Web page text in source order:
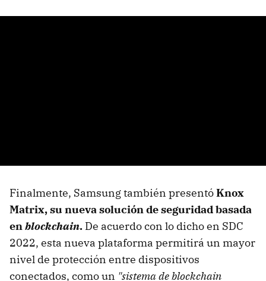
Finalmente, Samsung también presentóKnox
Matrix, su nueva solución de seguridad basada
enblockchain. De acuerdo con lo dicho en SDC
2022, esta nueva plataforma permitirá un mayor
nivel de protección entre dispositivos
conectados, como un "sistema de blockchain